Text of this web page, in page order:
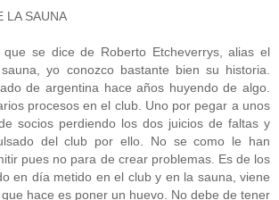
LA SAUNA
se dice de Roberto Etcheverrys, alias el
yo conozco bastante bien su historia.
de argentina hace años huyendo de algo.
procesos en el club. Uno por pegar a unos
socios perdiendo los dos juicios de faltas y
del club por ello. No se como le han
pues no para de crear problemas. Es de los
en día metido en el club y en la sauna, viene
hace es poner un huevo. No debe de tener